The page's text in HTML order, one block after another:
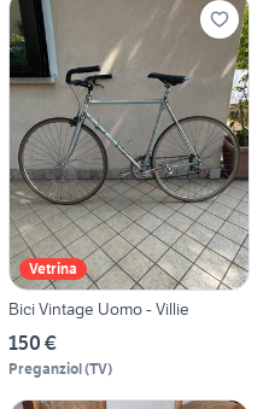
Vetrina
Bici Vintage Uomo - Villie
150 €
Preganziol(TV)